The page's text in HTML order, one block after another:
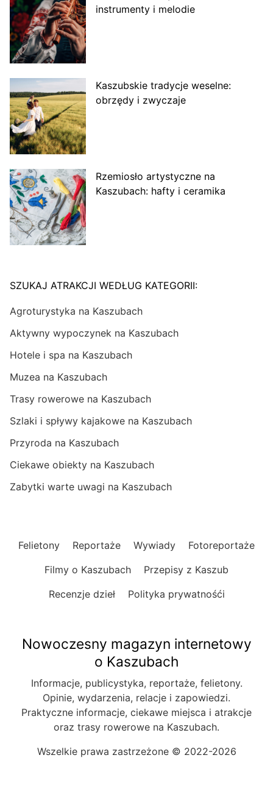
instrumenty i melodie
Kaszubskie tradycje weselne:
obrzędy i zwyczaje
Rzemiosło artystyczne na
Kaszubach: hafty i ceramika
SZUKAJ ATRAKCJI WEDŁUG KATEGORII:
Agroturystyka na Kaszubach
Aktywny wypoczynek na Kaszubach
Hotele i spa na Kaszubach
Muzea na Kaszubach
Trasy rowerowe na Kaszubach
Szlaki i spływy kajakowe na Kaszubach
Przyroda na Kaszubach
Ciekawe obiekty na Kaszubach
Zabytki warte uwagi na Kaszubach
Felietony Reportaże Wywiady
Fotoreportaże
Filmy o Kaszubach
Przepisy z Kaszub
Recenzje dzieł
Polityka prywatnośći
Nowoczesny magazyn internetowy
o Kaszubach
Informacje, publicystyka, reportaże, felietony.
Opinie, wydarzenia, relacje i zapowiedzi.
Praktyczne informacje, ciekawe miejsca i atrakcje
oraz trasy rowerowe na Kaszubach.
Wszelkie prawa zastrzeżone © 2022-2026